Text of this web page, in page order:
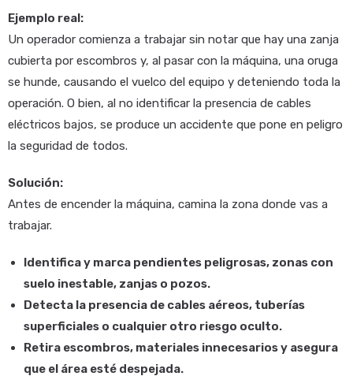
Ejemplo real:
Un operador comienza a trabajar sin notar que hay una zanja
cubierta por escombros y, al pasar con la máquina, una oruga
se hunde, causando el vuelco del equipo y deteniendo toda la
operación. O bien, al no identificar la presencia de cables
eléctricos bajos, se produce un accidente que pone en peligro
la seguridad de todos.
Solución:
Antes de encender la máquina, camina la zona donde vas a
trabajar.
Identifica y marca pendientes peligrosas, zonas con
suelo inestable, zanjas o pozos.
Detecta la presencia de cables aéreos, tuberías
superficiales o cualquier otro riesgo oculto.
Retira escombros, materiales innecesarios y asegura
que el área esté despejada.